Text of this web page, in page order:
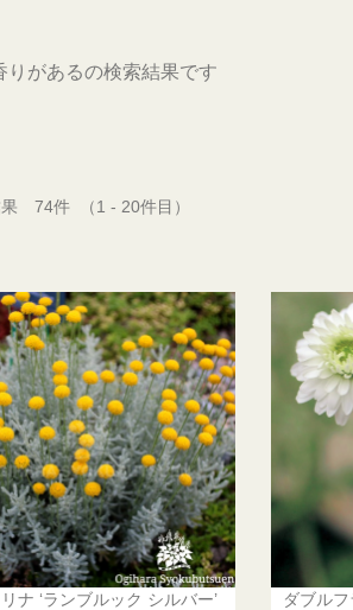
りがあるの検索結果です
74件 （1 - 20件目）
ナ ‘ランブルック シルバー’ ダブル